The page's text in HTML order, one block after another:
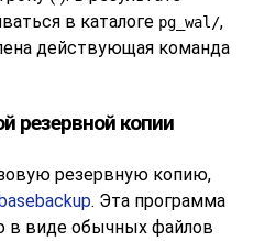
в каталоге pg_wal/,
действующая команда
резервной копии
резервную копию,
. Эта программа
в виде обычных файлов